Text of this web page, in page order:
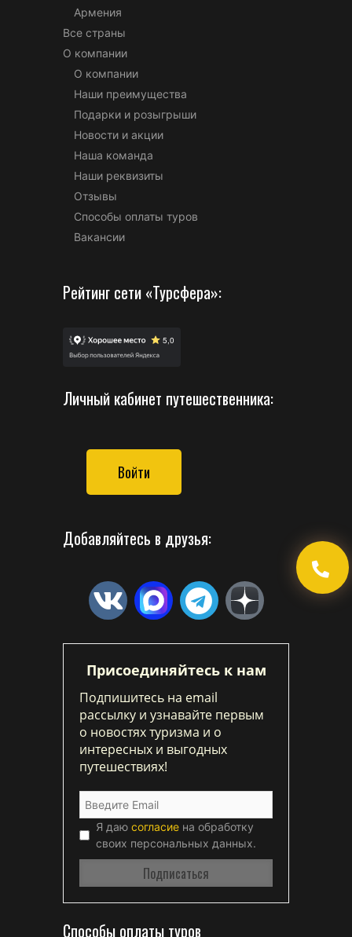
Армения
Все страны
О компании
О компании
Наши преимущества
Подарки и розыгрыши
Новости и акции
Наша команда
Наши реквизиты
Отзывы
Способы оплаты туров
Вакансии
Рейтинг сети «Турсфера»:
Личный кабинет путешественника:
Войти
Добавляйтесь в друзья:
Присоединяйтесь к нам
Подпишитесь на email
рассылку и узнавайте первым
о новостях туризма и о
интересных и выгодных
путешествиях!
Я даю согласие на обработку
своих персональных данных.
Способы оплаты туров